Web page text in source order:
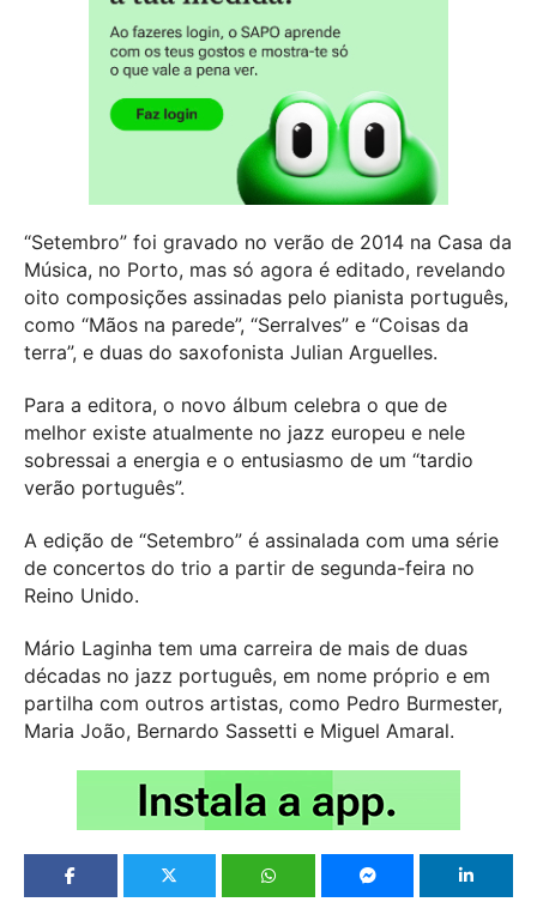
“Setembro” foi gravado no verão de 2014 na Casa da
Música, no Porto, mas só agora é editado, revelando
oito composições assinadas pelo pianista português,
como “Mãos na parede”, “Serralves” e “Coisas da
terra”, e duas do saxofonista Julian Arguelles.
Para a editora, o novo álbum celebra o que de
melhor existe atualmente no jazz europeu e nele
sobressai a energia e o entusiasmo de um “tardio
verão português”.
A edição de “Setembro” é assinalada com uma série
de concertos do trio a partir de segunda-feira no
Reino Unido.
Mário Laginha tem uma carreira de mais de duas
décadas no jazz português, em nome próprio e em
partilha com outros artistas, como Pedro Burmester,
Maria João, Bernardo Sassetti e Miguel Amaral.